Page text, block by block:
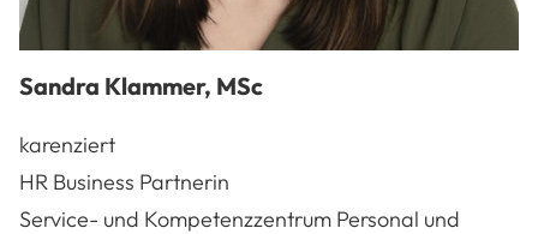
Sandra Klammer, MSc
karenziert
HR Business Partnerin
Service- und Kompetenzzentrum Personal und